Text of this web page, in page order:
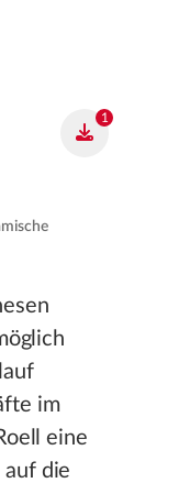
1
im
eine
auf die